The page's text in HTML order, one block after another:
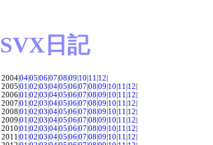
SVX日記
2004|04|05|06|07|08|09|10|11|12|
2005|01|02|03|04|05|06|07|08|09|10|11|12|
2006|01|02|03|04|05|06|07|08|09|10|11|12|
2007|01|02|03|04|05|06|07|08|09|10|11|12|
2008|01|02|03|04|05|06|07|08|09|10|11|12|
2009|01|02|03|04|05|06|07|08|09|10|11|12|
2010|01|02|03|04|05|06|07|08|09|10|11|12|
2011|01|02|03|04|05|06|07|08|09|10|11|12|